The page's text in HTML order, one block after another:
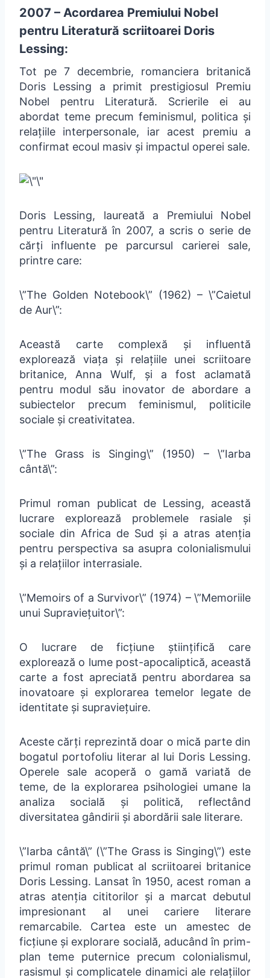
2007 – Acordarea Premiului Nobel
pentru Literatură scriitoarei Doris
Lessing:
Tot pe 7 decembrie, romanciera britanică
Doris Lessing a primit prestigiosul Premiu
Nobel pentru Literatură. Scrierile ei au
abordat teme precum feminismul, politica și
relațiile interpersonale, iar acest premiu a
confirmat ecoul masiv și impactul operei sale.
Doris Lessing, laureată a Premiului Nobel
pentru Literatură în 2007, a scris o serie de
cărți influente pe parcursul carierei sale,
printre care:
\”The Golden Notebook\” (1962) – \”Caietul
de Aur\”:
Această carte complexă și influentă
explorează viața și relațiile unei scriitoare
britanice, Anna Wulf, și a fost aclamată
pentru modul său inovator de abordare a
subiectelor precum feminismul, politicile
sociale și creativitatea.
\”The Grass is Singing\” (1950) – \”Iarba
cântă\”:
Primul roman publicat de Lessing, această
lucrare explorează problemele rasiale și
sociale din Africa de Sud și a atras atenția
pentru perspectiva sa asupra colonialismului
și a relațiilor interrasiale.
\”Memoirs of a Survivor\” (1974) – \”Memoriile
unui Supraviețuitor\”:
O lucrare de ficțiune științifică care
explorează o lume post-apocaliptică, această
carte a fost apreciată pentru abordarea sa
inovatoare și explorarea temelor legate de
identitate și supraviețuire.
Aceste cărți reprezintă doar o mică parte din
bogatul portofoliu literar al lui Doris Lessing.
Operele sale acoperă o gamă variată de
teme, de la explorarea psihologiei umane la
analiza socială și politică, reflectând
diversitatea gândirii și abordării sale literare.
\”Iarba cântă\” (\”The Grass is Singing\”) este
primul roman publicat al scriitoarei britanice
Doris Lessing. Lansat în 1950, acest roman a
atras atenția cititorilor și a marcat debutul
impresionant al unei cariere literare
remarcabile. Cartea este un amestec de
ficțiune și explorare socială, aducând în prim-
plan teme puternice precum colonialismul,
rasismul și complicatele dinamici ale relațiilor